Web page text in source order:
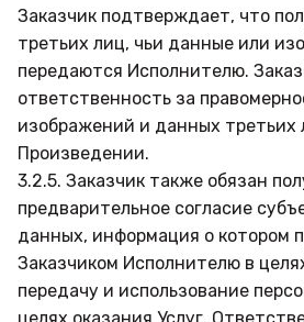
Заказчик подтверждает, что
третьих лиц, чьи данные или
передаются Исполнителю.
ответственность за
изображений и данных третьих
Произведении.
3.2.5. Заказчик также обязан
предварительное согласие
данных, информация о котором
Заказчиком Исполнителю в
передачу и использование